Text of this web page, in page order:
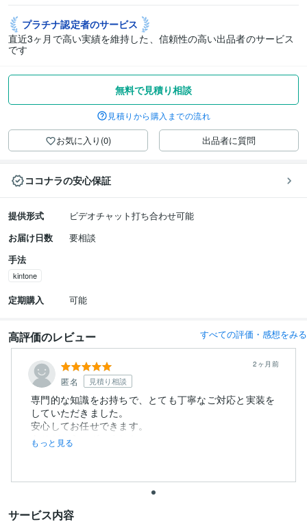
プラチナ認定者のサービス
直近3ヶ月で高い実績を維持した、信頼性の高い出品者のサービス
です
無料で見積り相談
見積りから購入までの流れ
お気に入り(0) 出品者に質問
ココナラの安心保証
提供形式
ビデオチャット打ち合わせ可能
お届け日数
要相談
手法
kintone
定期購入 可能
高評価のレビュー すべての評価・感想をみる
匿名 見積り相談
2ヶ月前
専門的な知識をお持ちで、とても丁寧なご対応と実装を
していただきました。
安心してお任せできます。
ありがとうございました...
もっと見る
サービス内容